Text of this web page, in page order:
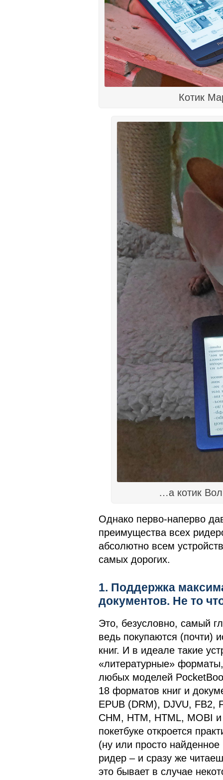
Котик
…а котик
Однако перво-наперво
преимущества всех
абсолютно всем
самых дорогих.
1. Поддержка
документов. Не то
Это, безусловно, самый
ведь покупаются (почти)
книг. И в идеале такие
«литературные»
любых моделей
18 форматов книг и
EPUB (DRM), DJVU, FB2,
CHM, HTM, HTML, MOBI
покетбуке откроется
(ну или просто
ридер – и сразу же
это бывает в случае